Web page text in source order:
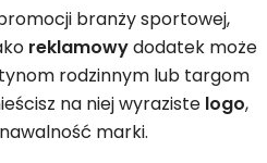
branży sportowej,
reklamowydodatek może
rodzinnym lub targom
na niej wyraziste logo,
marki.